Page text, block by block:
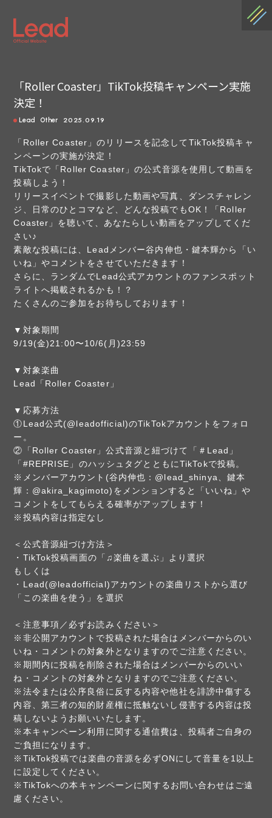
「Roller Coaster」TikTok投稿キャンペーン実施
決定！
Lead Other 2025.09.19
「Roller Coaster」のリリースを記念してTikTok投稿キャ
ンペーンの実施が決定！
TikTokで「Roller Coaster」の公式音源を使用して動画を
投稿しよう！
リリースイベントで撮影した動画や写真、ダンスチャレン
ジ、日常のひとコマなど、どんな投稿でもOK！「Roller
Coaster」を聴いて、あなたらしい動画をアップしてくだ
さい♪
素敵な投稿には、Leadメンバー谷内伸也・鍵本輝から「い
いね」やコメントをさせていただきます！
さらに、ランダムでLead公式アカウントのファンスポット
ライトへ掲載されるかも！？
たくさんのご参加をお待ちしております！
▼対象期間
9/19(金)21:00〜10/6(月)23:59
▼対象楽曲
Lead「Roller Coaster」
▼応募方法
①Lead公式(@leadofficial)のTikTokアカウントをフォロ
ー。
②「Roller Coaster」公式音源と紐づけて「＃Lead」
「#REPRISE」のハッシュタグとともにTikTokで投稿。
※メンバーアカウント(谷内伸也：@lead_shinya、鍵本
輝：@akira_kagimoto)をメンションすると「いいね」や
コメントをしてもらえる確率がアップします！
※投稿内容は指定なし
＜公式音源紐づけ方法＞
・TikTok投稿画面の「♫楽曲を選ぶ」より選択
もしくは
・Lead(@leadofficial)アカウントの楽曲リストから選び
「この楽曲を使う」を選択
＜注意事項／必ずお読みください＞
※非公開アカウントで投稿された場合はメンバーからのい
いね・コメントの対象外となりますのでご注意ください。
※期間内に投稿を削除された場合はメンバーからのいい
ね・コメントの対象外となりますのでご注意ください。
※法令または公序良俗に反する内容や他社を誹謗中傷する
内容、第三者の知的財産権に抵触ないし侵害する内容は投
稿しないようお願いいたします。
※本キャンペーン利用に関する通信費は、投稿者ご自身の
ご負担になります。
※TikTok投稿では楽曲の音源を必ずONにして音量を1以上
に設定してください。
※TikTokへの本キャンペーンに関するお問い合わせはご遠
慮ください。